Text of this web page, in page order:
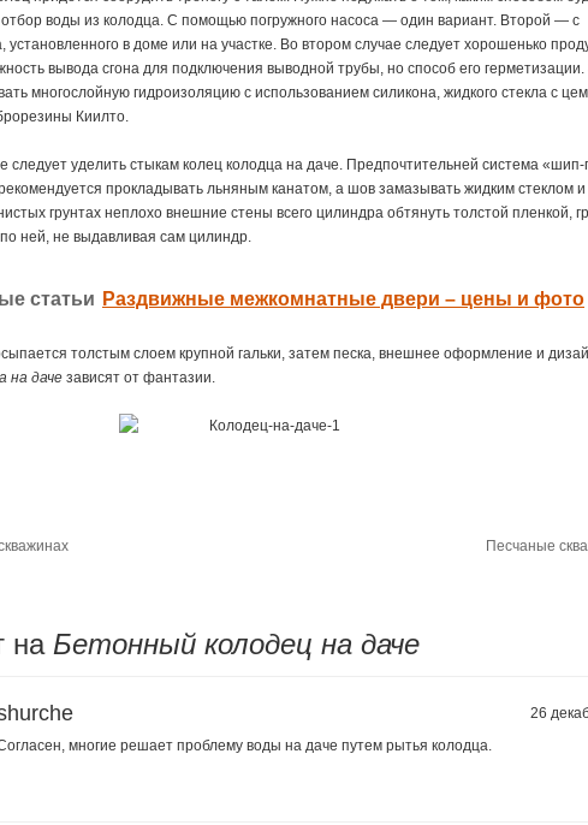
отбор воды из колодца. С помощью погружного насоса — один вариант. Второй — с
в доме или на участке. Во втором случае следует хорошенько
вывода сгона для подключения выводной трубы, но способ его герметизации.
многослойную гидроизоляцию с использованием силикона, жидкого стекла с
Киилто.
следует уделить стыкам колец колодца на даче. Предпочтительней система «шип-
прокладывать льняным канатом, а шов замазывать жидким стеклом
грунтах неплохо внешние стены всего цилиндра обтянуть толстой пленкой,
по ней, не выдавливая сам цилиндр.
статьи Раздвижные межкомнатные двери – цены и фото
толстым слоем крупной гальки, затем песка, внешнее оформление и
на даче зависят от фантазии.
Песчаные
на Бетонный колодец на даче
26
многие решает проблему воды на даче путем рытья колодца.